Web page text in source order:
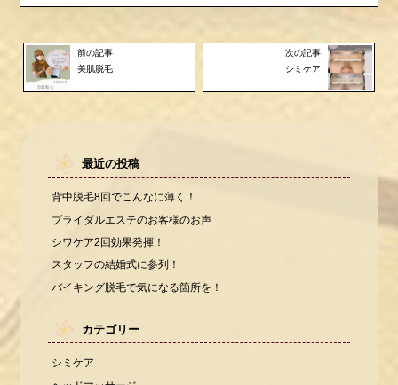
前の記事
美肌脱毛
次の記事
シミケア
最近の投稿
背中脱毛8回でこんなに薄く！
ブライダルエステのお客様のお声
シワケア2回効果発揮！
スタッフの結婚式に参列！
バイキング脱毛で気になる箇所を！
カテゴリー
シミケア